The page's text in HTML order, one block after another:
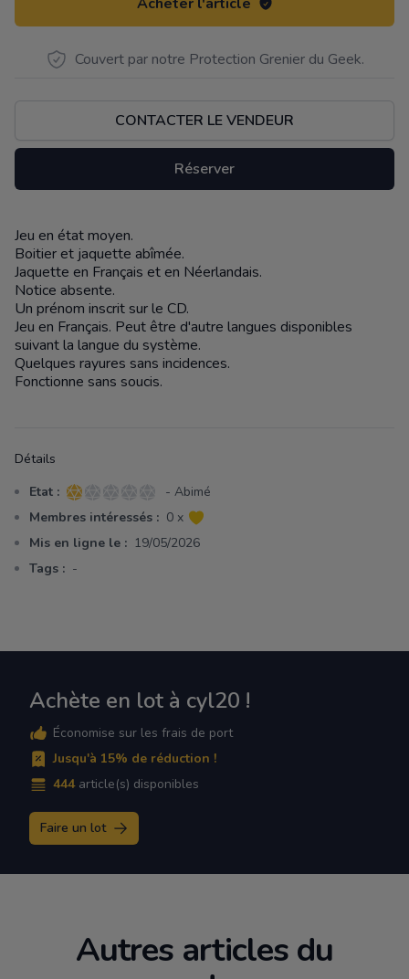
Couvert par notre Protection Grenier du Geek.
CONTACTER LE VENDEUR
Réserver
Description
Jeu en état moyen.
Boitier et jaquette abîmée.
Jaquette en Français et en Néerlandais.
Notice absente.
Un prénom inscrit sur le CD.
Jeu en Français. Peut être d'autre langues disponibles
suivant la langue du système.
Quelques rayures sans incidences.
Fonctionne sans soucis.
Détails
Etat : 1 sur 5 étoiles
- Abimé
Membres intéressés : 0 x
Mis en ligne le : 19/05/2026
Tags : -
Achète en lot à cyl20 !
Économise sur les frais de port
Jusqu'à 15% de réduction !
444 article(s) disponibles
Faire un lot
Autres articles du